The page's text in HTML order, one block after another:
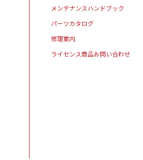
メンテナンスハンドブック
パーツカタログ
修理案内
ライセンス商品お問い合わせ